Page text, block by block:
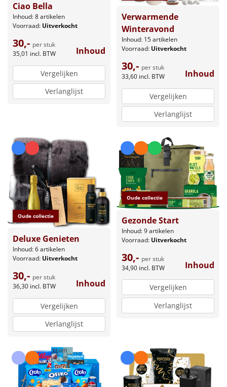
Ciao Bella
Inhoud: 8 artikelen
Voorraad: Uitverkocht
30,- per stuk
35,01 incl. BTW Inhoud
Vergelijken
Verlanglijst
Verwarmende
Winteravond
Inhoud: 15 artikelen
Voorraad: Uitverkocht
30,- per stuk
33,60 incl. BTW Inhoud
Vergelijken
Verlanglijst
Oude collectie
Deluxe Genieten
Inhoud: 6 artikelen
Voorraad: Uitverkocht
30,- per stuk
36,30 incl. BTW Inhoud
Vergelijken
Verlanglijst
Oude collectie
Gezonde Start
Inhoud: 9 artikelen
Voorraad: Uitverkocht
30,- per stuk
34,90 incl. BTW Inhoud
Vergelijken
Verlanglijst